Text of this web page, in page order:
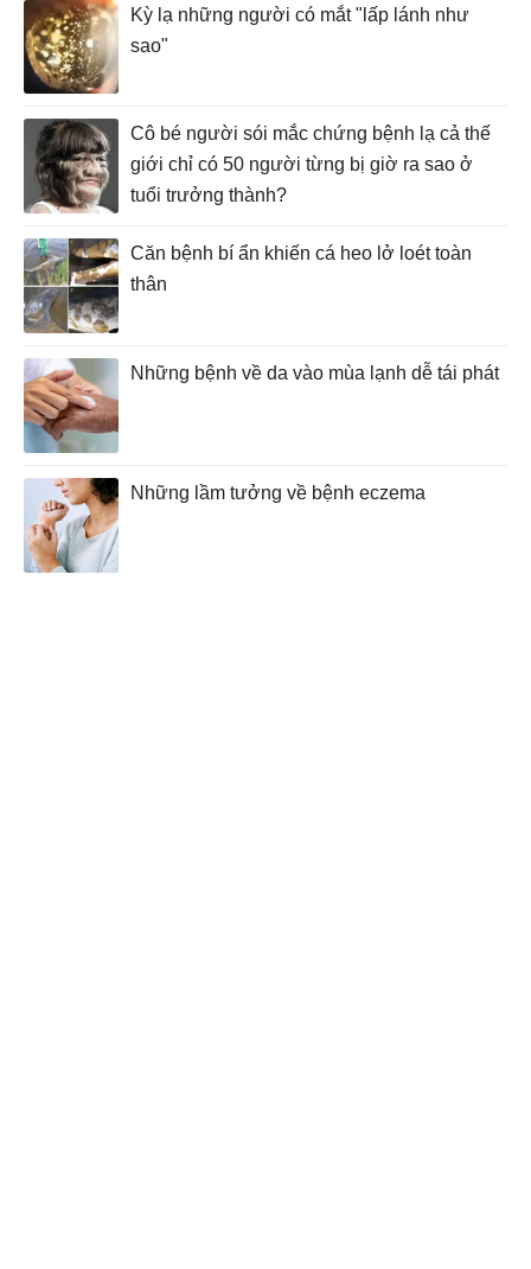
Kỳ lạ những người có mắt "lấp lánh như
sao"
Cô bé người sói mắc chứng bệnh lạ cả thế
giới chỉ có 50 người từng bị giờ ra sao ở
tuổi trưởng thành?
Căn bệnh bí ẩn khiến cá heo lở loét toàn
thân
Những bệnh về da vào mùa lạnh dễ tái phát
Những lầm tưởng về bệnh eczema